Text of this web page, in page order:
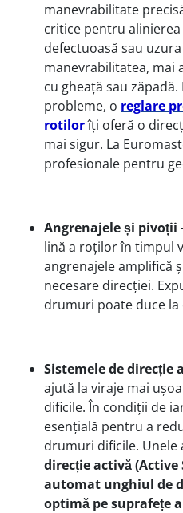
manevrabilitate
critice pentru
defectuoasă sau
manevrabilitatea, mai
cu gheață sau
probleme, o reglare
rotilorîți oferă o
mai sigur. La
profesionale pentru
Angrenajele și pivoții
lină a roților în timpul
angrenajele amplifică
necesare direcției.
drumuri poate duce
Sistemele de direcție
ajută la viraje mai
dificile. În condiții de
esențială pentru a
drumuri dificile. Unele
direcție activă (Active
automat unghiul de
optimă pe suprafețe